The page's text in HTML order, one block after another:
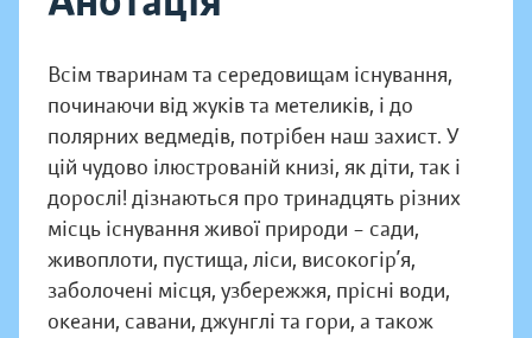
Всім тваринам та середовищам існування,
починаючи від жуків та метеликів, і до
полярних ведмедів, потрібен наш захист. У
цій чудово ілюстрованій книзі, як діти, так і
дорослі! дізнаються про тринадцять різних
місць існування живої природи – сади,
живоплоти, пустища, ліси, високогір’я,
заболочені місця, узбережжя, прісні води,
океани, савани, джунглі та гори, а також